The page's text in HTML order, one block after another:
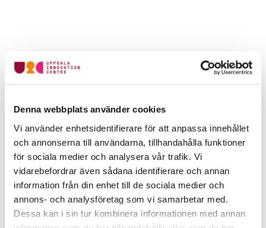
Denna webbplats använder cookies
Vi använder enhetsidentifierare för att anpassa innehållet
och annonserna till användarna, tillhandahålla funktioner
för sociala medier och analysera vår trafik. Vi
vidarebefordrar även sådana identifierare och annan
information från din enhet till de sociala medier och
annons- och analysföretag som vi samarbetar med.
Dessa kan i sin tur kombinera informationen med annan